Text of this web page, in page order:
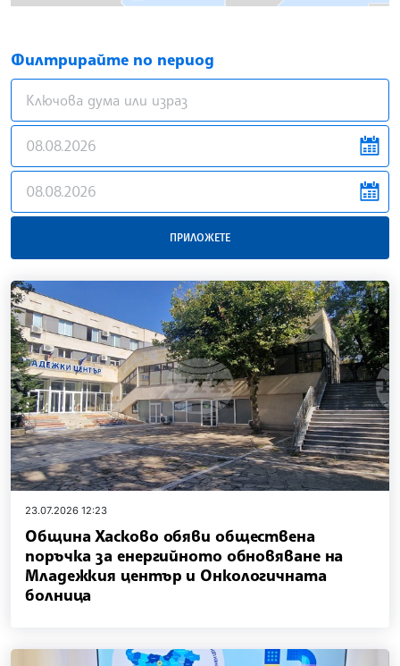
Филтрирайте по период
news.filter.from
news.filter.to
ПРИЛОЖЕТЕ
23.07.2026 12:23
Община Хасково обяви обществена
поръчка за енергийното обновяване на
Младежкия център и Онкологичната
болница